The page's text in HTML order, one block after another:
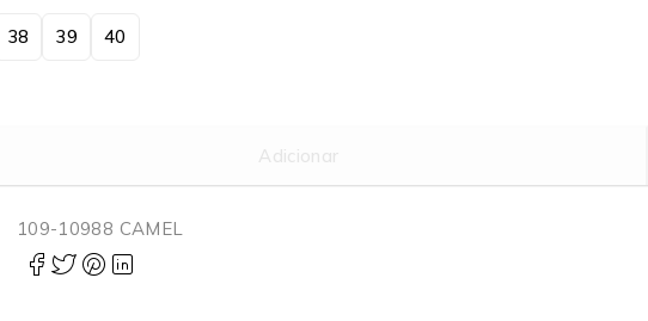
38 39 40
Adicionar
109-10988 CAMEL